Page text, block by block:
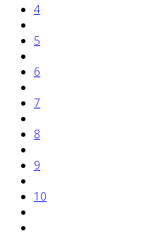
4
5
6
7
8
9
10